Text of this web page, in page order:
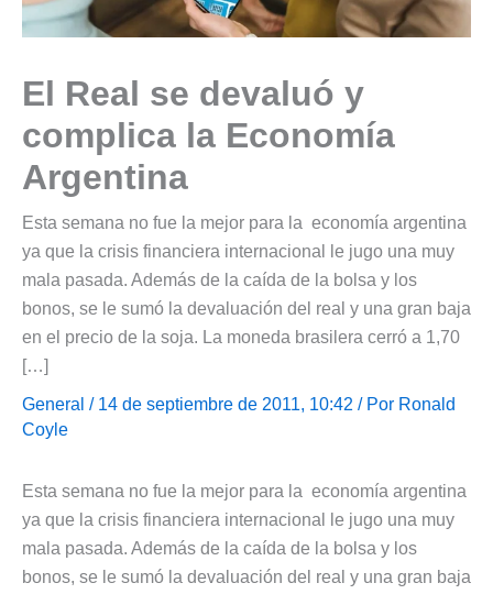
El Real se devaluó y
complica la Economía
Argentina
Esta semana no fue la mejor para la economía argentina
ya que la crisis financiera internacional le jugo una muy
mala pasada. Además de la caída de la bolsa y los
bonos, se le sumó la devaluación del real y una gran baja
en el precio de la soja. La moneda brasilera cerró a 1,70
[…]
General / 14 de septiembre de 2011, 10:42 / Por Ronald
Coyle
Esta semana no fue la mejor para la economía argentina
ya que la crisis financiera internacional le jugo una muy
mala pasada. Además de la caída de la bolsa y los
bonos, se le sumó la devaluación del real y una gran baja